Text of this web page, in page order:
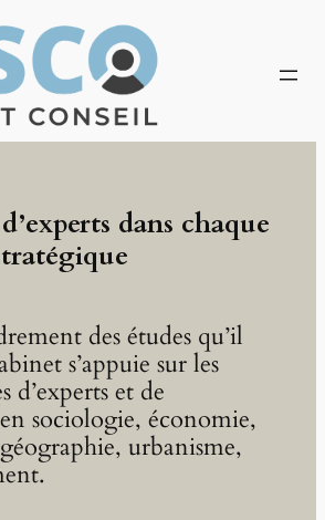
dans chaque
des études qu’il
s’appuie sur les
d’experts et de
sociologie, économie,
urbanisme,